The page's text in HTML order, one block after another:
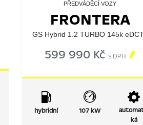
PŘEDVÁDĚCÍ VOZY
FRONTERA
GS Hybrid 1.2 TURBO 145k
599 990 Kč s DPH 
hybridní 107 kW
ká